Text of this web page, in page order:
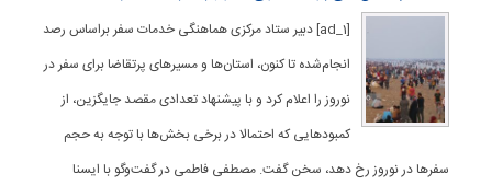
[ad_1] دبیر ستاد مرکزی هماهنگی خدمات سفر براساس رصد
انجام‌شده تا کنون، استان‌ها و مسیرهای پرتقاضا برای سفر در
نوروز را اعلام کرد و با پیشنهاد تعدادی مقصد جایگزین، از
کمبودهایی که احتمالا در برخی بخش‌ها با توجه به حجم
سفرها در نوروز رخ دهد، سخن گفت. مصطفی فاطمی در گفت‌وگو با ایسنا